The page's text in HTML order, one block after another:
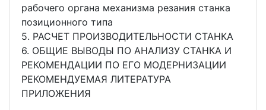
рабочего органа механизма резания станка
позиционного типа
5. РАСЧЕТ ПРОИЗВОДИТЕЛЬНОСТИ СТАНКА
6. ОБЩИЕ ВЫВОДЫ ПО АНАЛИЗУ СТАНКА И
РЕКОМЕНДАЦИИ ПО ЕГО МОДЕРНИЗАЦИИ
РЕКОМЕНДУЕМАЯ ЛИТЕРАТУРА
ПРИЛОЖЕНИЯ